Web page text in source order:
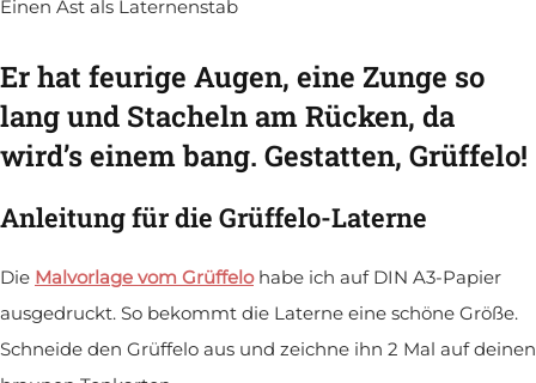
Einen Ast als Laternenstab
Er hat feurige Augen, eine Zunge so
lang und Stacheln am Rücken, da
wird’s einem bang. Gestatten, Grüffelo!
Anleitung für die Grüffelo-Laterne
Die Malvorlage vom Grüffelohabe ich auf DIN A3-Papier
ausgedruckt. So bekommt die Laterne eine schöne Größe.
Schneide den Grüffelo aus und zeichne ihn 2 Mal auf deinen